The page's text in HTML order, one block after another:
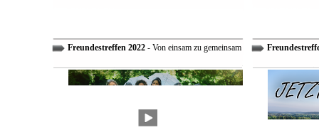
Freundestreffen 2022- Von einsam zu gemeinsam